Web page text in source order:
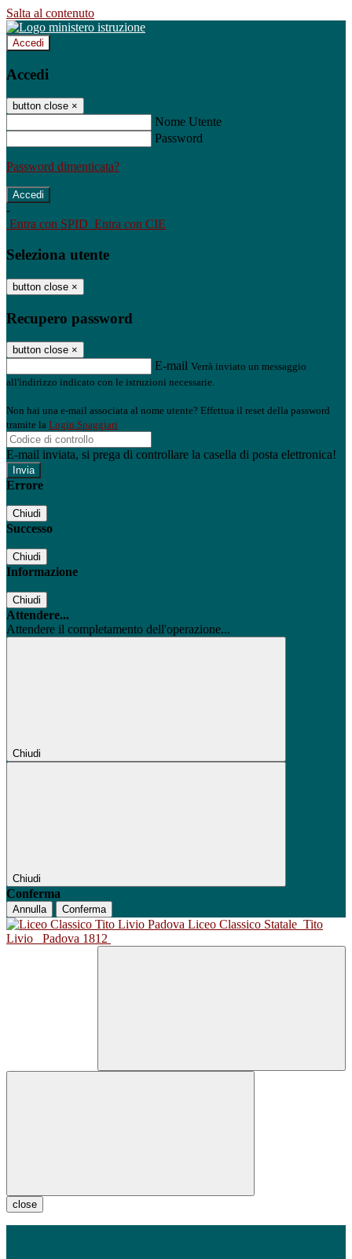
Salta al contenuto
Accedi
Accedi
button close ×
Nome Utente
Password
Password dimenticata?
-
Entra con SPID Entra con CIE
Seleziona utente
button close ×
Recupero password
button close ×
E-mail Verrà inviato un messaggio
all'indirizzo indicato con le istruzioni necessarie.
Non hai una e-mail associata al nome utente? Effettua il reset della password
tramite la Login Spaggiari
E-mail inviata, si prega di controllare la casella di posta elettronica!
Errore
Chiudi
Successo
Chiudi
Informazione
Chiudi
Attendere...
Attendere il completamento dell'operazione...
Chiudi
Chiudi
Conferma
Annulla Conferma
Liceo Classico Statale Tito
Livio
Padova 1812
close